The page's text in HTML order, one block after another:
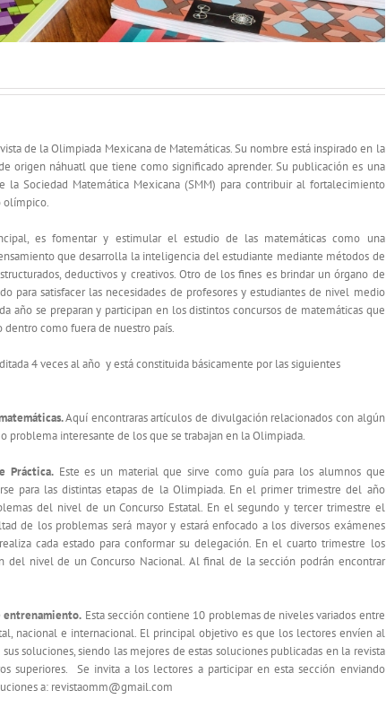
de la Olimpiada Mexicana de Matemáticas. Su nombre está inspirado en la
origen náhuatl que tiene como significado aprender. Su publicación es una
la Sociedad Matemática Mexicana (SMM) para contribuir al fortalecimiento
es fomentar y estimular el estudio de las matemáticas como una
que desarrolla la inteligencia del estudiante mediante métodos de
deductivos y creativos. Otro de los fines es brindar un órgano de
para satisfacer las necesidades de profesores y estudiantes de nivel medio
año se preparan y participan en los distintos concursos de matemáticas que
dentro como fuera de nuestro país.
4 veces al año y está constituida básicamente por las siguientes
Aquí encontraras artículos de divulgación relacionados con algún
problema interesante de los que se trabajan en la Olimpiada.
Práctica.Este es un material que sirve como guía para los alumnos que
para las distintas etapas de la Olimpiada. En el primer trimestre del año
del nivel de un Concurso Estatal. En el segundo y tercer trimestre el
de los problemas será mayor y estará enfocado a los diversos exámenes
cada estado para conformar su delegación. En el cuarto trimestre los
del nivel de un Concurso Nacional. Al final de la sección podrán encontrar
entrenamiento. Esta sección contiene 10 problemas de niveles variados entre
nacional e internacional. El principal objetivo es que los lectores envíen al
soluciones, siendo las mejores de estas soluciones publicadas en la revista
superiores. Se invita a los lectores a participar en esta sección enviando
a: revistaomm@gmail.com